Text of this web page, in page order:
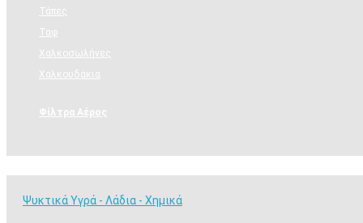
Τάπες
Ταφ
Χαλκοσωλήνες
Χαλκουδάκια
Φίλτρα Αέρος
Ψυκτικά Υγρά - Λάδια - Χημικά